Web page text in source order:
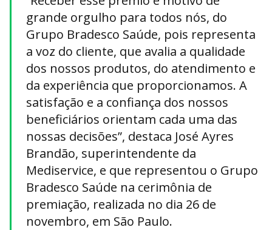
grande orgulho para todos nós, do
Grupo Bradesco Saúde, pois representa
a voz do cliente, que avalia a qualidade
dos nossos produtos, do atendimento e
da experiência que proporcionamos. A
satisfação e a confiança dos nossos
beneficiários orientam cada uma das
nossas decisões”, destaca José Ayres
Brandão, superintendente da
Mediservice, e que representou o Grupo
Bradesco Saúde na cerimônia de
premiação, realizada no dia 26 de
novembro, em São Paulo.